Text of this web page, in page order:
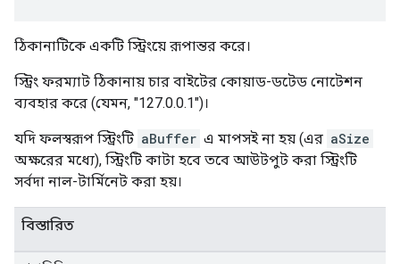
ঠিকানাটিকে একটি স্ট্রিংয়ে রূপান্তর করে।
স্ট্রিং ফরম্যাট ঠিকানায় চার বাইটের কোয়াড-ডটেড নোটেশন
ব্যবহার করে (যেমন, "127.0.0.1")।
যদি ফলস্বরূপ স্ট্রিংটি aBuffer এ মাপসই না হয় (এর aSize
অক্ষরের মধ্যে), স্ট্রিংটি কাটা হবে তবে আউটপুট করা স্ট্রিংটি
সর্বদা নাল-টার্মিনেট করা হয়।
বিস্তারিত